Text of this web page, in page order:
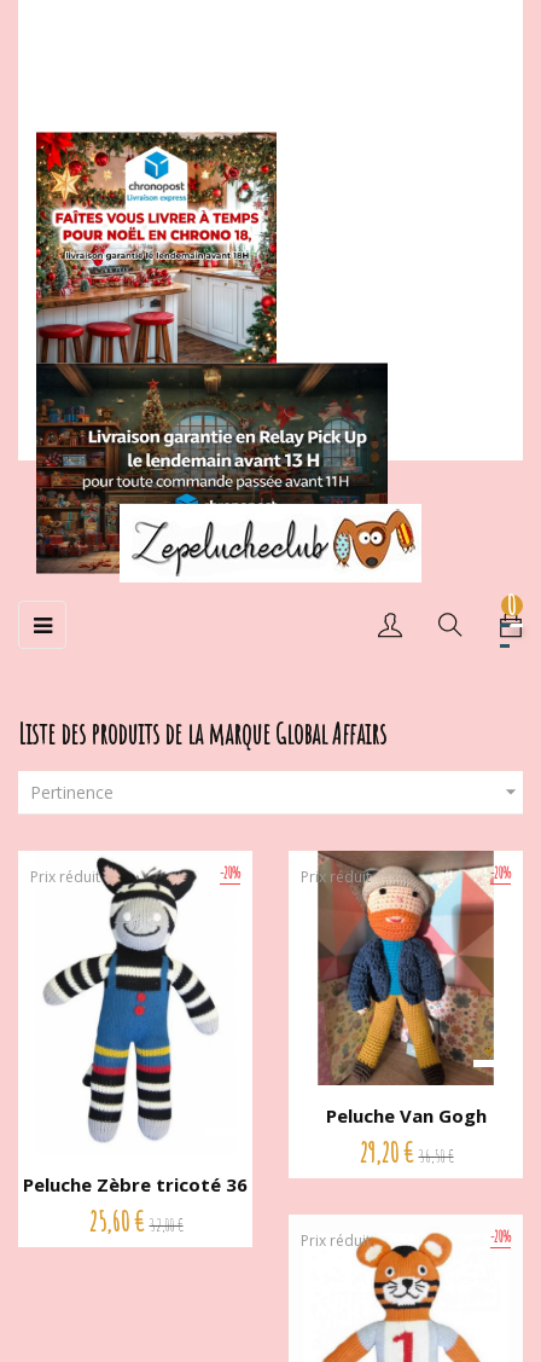
Basculer
la
☰
0
Liste des produits de la marque Global Affairs
Pertinence 
-20%
Prix réduit
Peluche Zèbre tricoté 36
cm...
25,60 € 32,00 €
-20%
Prix réduit
Peluche Van Gogh
crochet de...
29,20 € 36,50 €
-20%
Prix réduit